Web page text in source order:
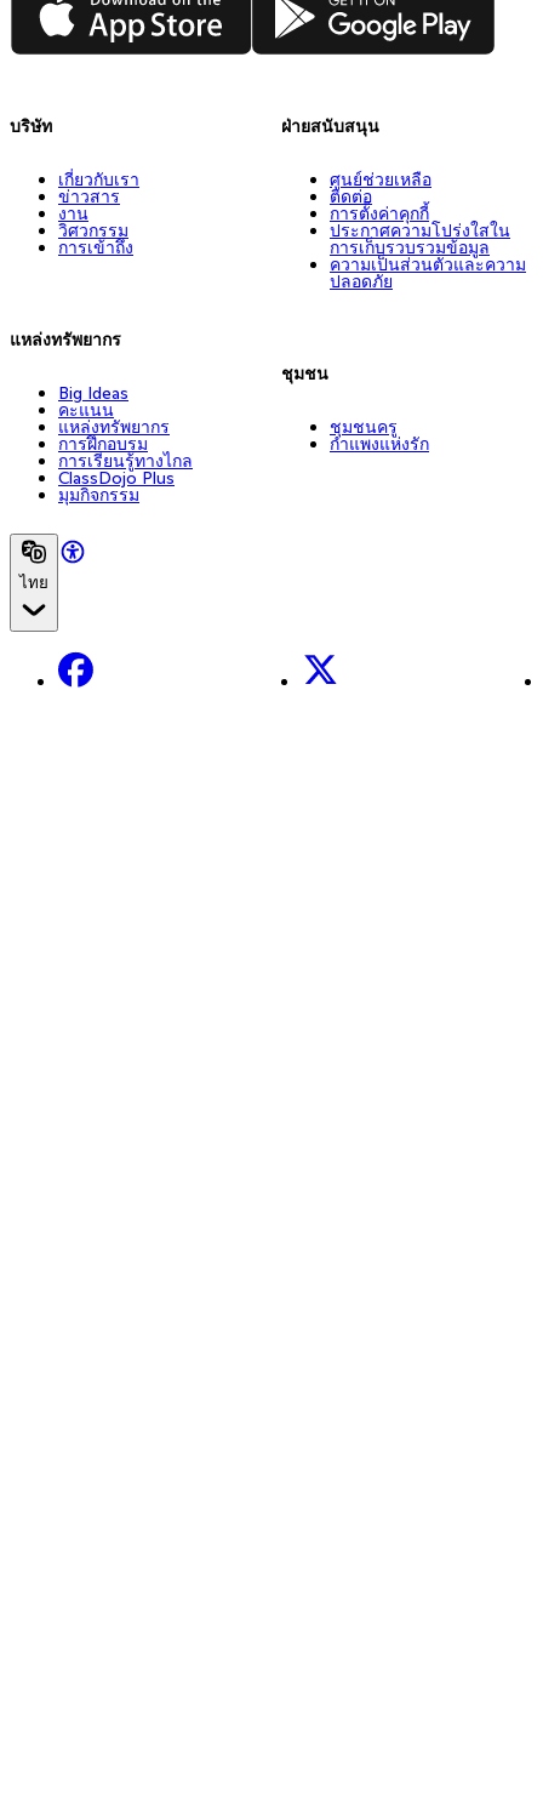
บริษัท
เกี่ยวกับเรา
ข่าวสาร
งาน
วิศวกรรม
การเข้าถึง
แหล่งทรัพยากร
Big Ideas
คะแนน
แหล่งทรัพยากร
การฝึกอบรม
การเรียนรู้ทางไกล
ClassDojo Plus
มุมกิจกรรม
ฝ่ายสนับสนุน
ศูนย์ช่วยเหลือ
ติดต่อ
การตั้งค่าคุกกี้
ประกาศความโปร่งใสใน
การเก็บรวบรวมข้อมูล
ความเป็นส่วนตัวและความ
ปลอดภัย
ชุมชน
ชุมชนครู
กำแพงแห่งรัก
ไทย
Facebook X